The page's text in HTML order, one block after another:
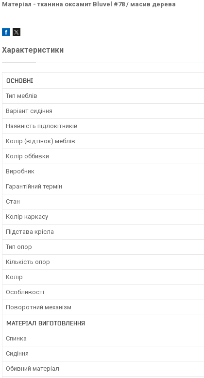
Матеріал - тканина оксамит Bluvel #78 / масив дерева
Характеристики
ОСНОВНІ
Тип меблів
Варіант сидіння
Наявність підлокітників
Колір (відтінок) меблів
Колір оббивки
Виробник
Гарантійний термін
Стан
Колір каркасу
Підстава крісла
Тип опор
Кількість опор
Колір
Особливості
Поворотний механізм
МАТЕРІАЛ ВИГОТОВЛЕННЯ
Спинка
Сидіння
Обивний матеріал